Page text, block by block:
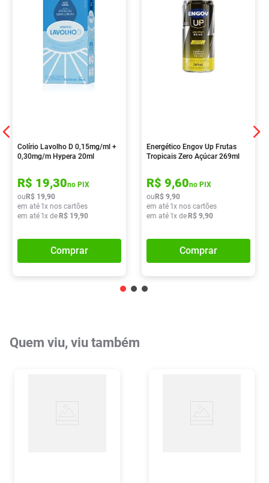
Colírio Lavolho D 0,15mg/ml +
0,30mg/m Hypera 20ml
R$ 19,30no PIX
ou R$ 19,90
em até 1x nos cartões
em até 1x de R$ 19,90
Comprar
Energético Engov Up Frutas
Tropicais Zero Açúcar 269ml
R$ 9,60no PIX
ou R$ 9,90
em até 1x nos cartões
em até 1x de R$ 9,90
Comprar
Quem viu, viu também